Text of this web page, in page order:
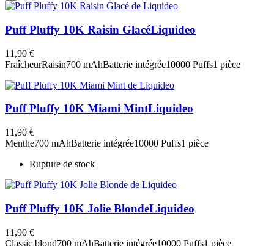
Puff Pluffy 10K Raisin GlacéLiquideo
11,90 €
FraîcheurRaisin700 mAhBatterie intégrée10000 Puffs1 pièce
Puff Pluffy 10K Miami MintLiquideo
11,90 €
Menthe700 mAhBatterie intégrée10000 Puffs1 pièce
Rupture de stock
Puff Pluffy 10K Jolie BlondeLiquideo
11,90 €
Classic blond700 mAhBatterie intégrée10000 Puffs1 pièce